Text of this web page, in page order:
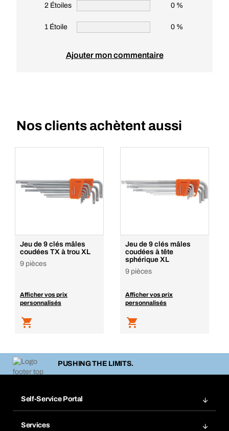
2 Étoiles 0 %
1 Étoile 0 %
Ajouter mon commentaire
Nos clients achètent aussi
Jeu de 9 clés mâles
coudées TX à trou XL
9 pièces
Afficher vos prix
personnalisés
Jeu de 9 clés mâles
coudées à tête
sphérique XL
9 pièces
Afficher vos prix
personnalisés
PUSHING THE LIMITS.
Self-Service Portal
Services